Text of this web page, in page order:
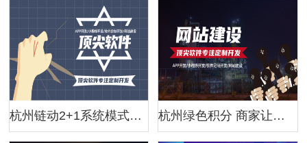
杭州链动2+1系统模式开发全解 | 系统类软件开发解决方案 杭州绿色积分 商家让利模式系统开发解决方案